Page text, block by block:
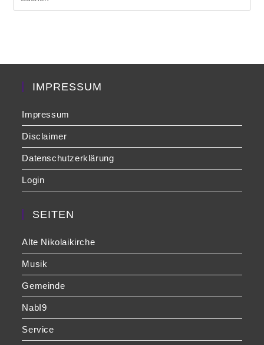
IMPRESSUM
Impressum
Disclaimer
Datenschutzerklärung
Login
SEITEN
Alte Nikolaikirche
Musik
Gemeinde
NabI9
Service